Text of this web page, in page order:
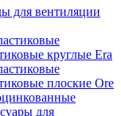
для вентиляции
круглые Era
плоские Ore
для